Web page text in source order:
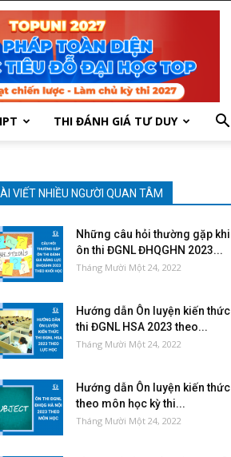
THI ĐÁNH GIÁ TƯ DUY
VIẾT NHIỀU NGƯỜI QUAN TÂM
Những câu hỏi thường gặp khi
ôn thi ĐGNL ĐHQGHN 2023...
Tháng Mười Một 24, 2022
Hướng dẫn Ôn luyện kiến thức
thi ĐGNL HSA 2023 theo...
Tháng Mười Một 24, 2022
Hướng dẫn Ôn luyện kiến thức
theo môn học kỳ thi...
Tháng Mười Một 24, 2022